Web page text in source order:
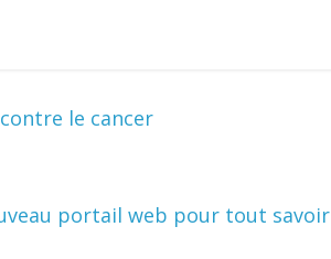
le cancer
portail web pour tout savoir